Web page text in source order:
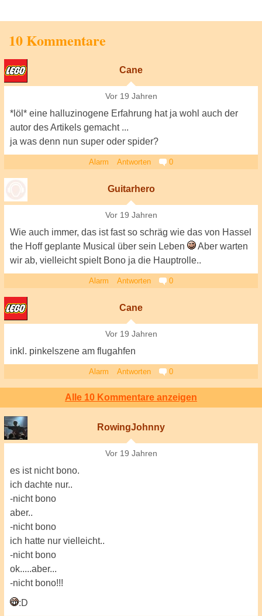
10 Kommentare
Cane
Vor 19 Jahren
*löl* eine halluzinogene Erfahrung hat ja wohl auch der
autor des Artikels gemacht ...
ja was denn nun super oder spider?
Alarm Antworten 0
Guitarhero
Vor 19 Jahren
Wie auch immer, das ist fast so schräg wie das von Hassel
the Hoff geplante Musical über sein Leben
Aber warten
wir ab, vielleicht spielt Bono ja die Hauptrolle..
Alarm Antworten 0
Cane
Vor 19 Jahren
inkl. pinkelszene am flugahfen
Alarm Antworten 0
Alle 10 Kommentare anzeigen
RowingJohnny
Vor 19 Jahren
es ist nicht bono.
ich dachte nur..
-nicht bono
aber..
-nicht bono
ich hatte nur vielleicht..
-nicht bono
ok.....aber...
-nicht bono!!!
:D